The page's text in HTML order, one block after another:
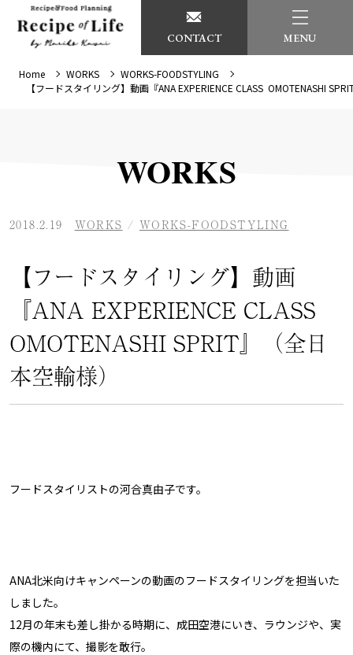
CONTACT MENU
Home WORKS
WORKS-FOODSTYLING
【フードスタイリング】動画『ANA EXPERIENCE CLASS OMOTENASHI
WORKS
2018.2.19 WORKS / WORKS-FOODSTYLING
【フードスタイリング】動画
『ANA EXPERIENCE CLASS
OMOTENASHI SPRIT』（全日
本空輸様）
フードスタイリストの河合真由子です。
ANA北米向けキャンペーンの動画のフードスタイリングを担当いた
しました。
12月の年末も差し掛かる時期に、成田空港にいき、ラウンジや、実
際の機内にて、撮影を敢行。